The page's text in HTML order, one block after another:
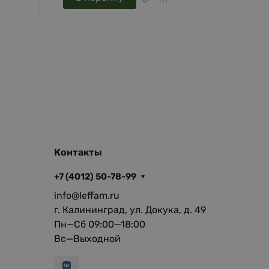
Контакты
+7 (4012) 50-78-99
info@leffam.ru
г. Калининград, ул. Докука, д. 49
Пн—Сб 09:00—18:00
Вс—Выходной